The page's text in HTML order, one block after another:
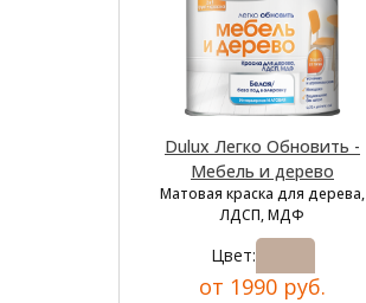
Dulux Легко Обновить -
Мебель и дерево
Матовая краска для дерева,
ЛДСП, МДФ
Цвет:
от 1990 руб.